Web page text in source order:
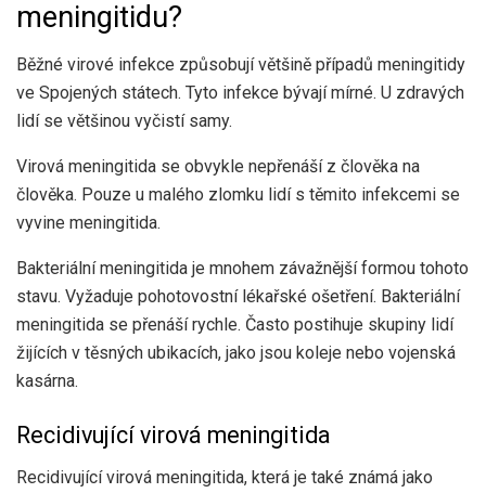
meningitidu?
Běžné virové infekce způsobujívětšině případů meningitidy
ve Spojených státech. Tyto infekce bývají mírné. U zdravých
lidí se většinou vyčistí samy.
Virová meningitida se obvykle nepřenáší z člověka na
člověka. Pouze u malého zlomku lidí s těmito infekcemi se
vyvine meningitida.
Bakteriální meningitida je mnohem závažnější formou tohoto
stavu. Vyžaduje pohotovostní lékařské ošetření. Bakteriální
meningitida se přenáší rychle. Často postihuje skupiny lidí
žijících v těsných ubikacích, jako jsou koleje nebo vojenská
kasárna.
Recidivující virová meningitida
Recidivující virová meningitida, která je také známá jako